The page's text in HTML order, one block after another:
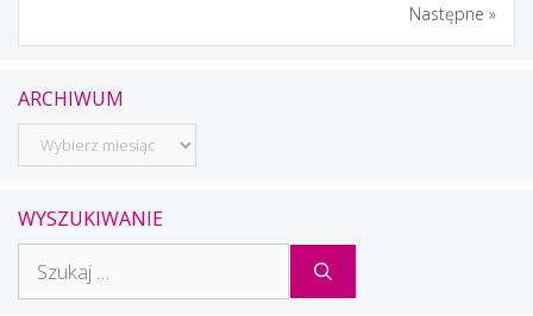
Następne »
ARCHIWUM
Archiwum
WYSZUKIWANIE